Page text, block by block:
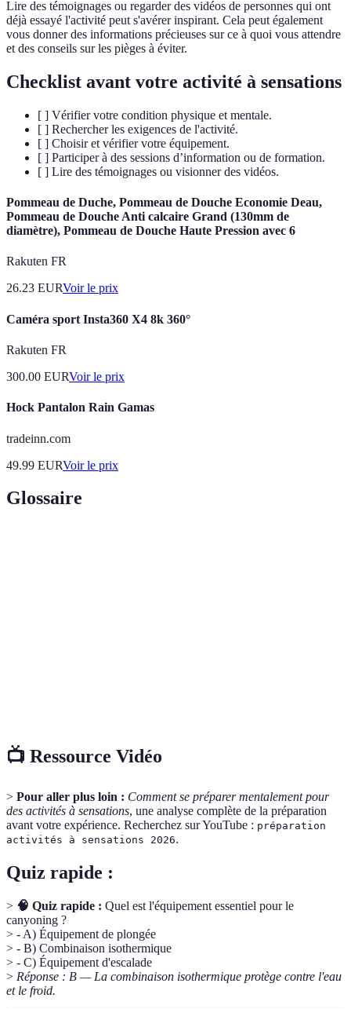
Lire des témoignages ou regarder des vidéos de personnes qui ont
déjà essayé l'activité peut s'avérer inspirant. Cela peut également
vous donner des informations précieuses sur ce à quoi vous attendre
et des conseils sur les pièges à éviter.
Checklist avant votre activité à sensations
[ ] Vérifier votre condition physique et mentale.
[ ] Rechercher les exigences de l'activité.
[ ] Choisir et vérifier votre équipement.
[ ] Participer à des sessions d’information ou de formation.
[ ] Lire des témoignages ou visionner des vidéos.
Pommeau de Duche, Pommeau de Douche Economie Deau,
Pommeau de Douche Anti calcaire Grand (130mm de
diamètre), Pommeau de Douche Haute Pression avec 6
Rakuten FR
26.23 EURVoir le prix
Caméra sport Insta360 X4 8k 360°
Rakuten FR
300.00 EURVoir le prix
Hock Pantalon Rain Gamas
tradeinn.com
49.99 EURVoir le prix
Glossaire
📺 Ressource Vidéo
> Pour aller plus loin : Comment se préparer mentalement pour
des activités à sensations, une analyse complète de la préparation
avant votre expérience. Recherchez sur YouTube : préparation
activités à sensations 2026.
Quiz rapide :
> 🧠 Quiz rapide : Quel est l'équipement essentiel pour le
canyoning ?
> - A) Équipement de plongée
> - B) Combinaison isothermique
> - C) Équipement d'escalade
> Réponse : B — La combinaison isothermique protège contre l'eau
et le froid.